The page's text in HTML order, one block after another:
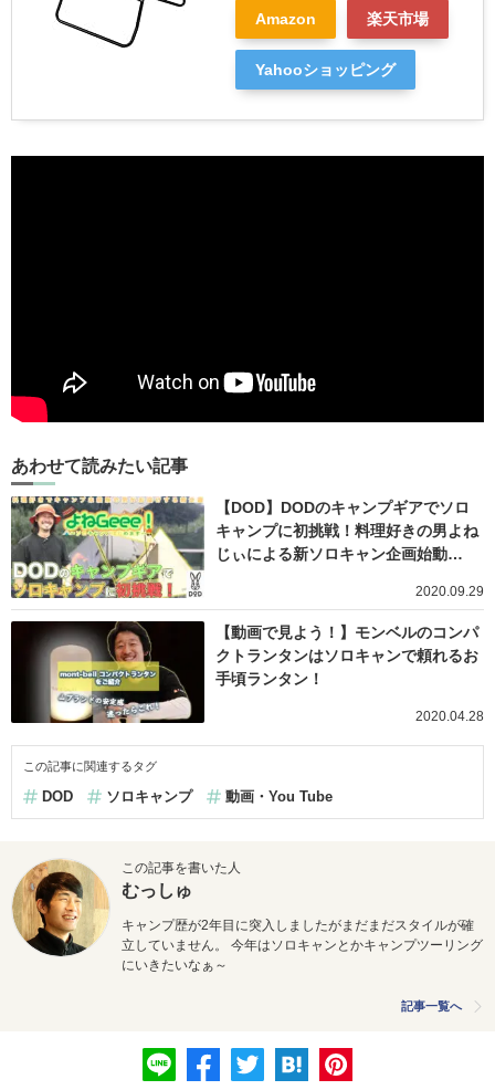
Amazon 楽天市場
Yahooショッピング
あわせて読みたい記事
【DOD】DODのキャンプギアでソロ
キャンプに初挑戦！料理好きの男よね
じぃによる新ソロキャン企画始動…
2020.09.29
【動画で見よう！】モンベルのコンパ
クトランタンはソロキャンで頼れるお
手頃ランタン！
2020.04.28
この記事に関連するタグ
DOD ソロキャンプ 動画・You Tube
この記事を書いた人
むっしゅ
キャンプ歴が2年目に突入しましたがまだまだスタイルが確
立していません。 今年はソロキャンとかキャンプツーリング
にいきたいなぁ～
記事一覧へ